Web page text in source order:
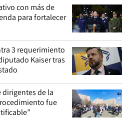
con más de
para fortalecer
3 requerimiento
Kaiser tras
de la
fue